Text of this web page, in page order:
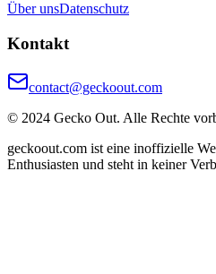
Über unsDatenschutz
Kontakt
contact@geckoout.com
© 2024 Gecko Out. Alle Rechte
geckoout.com ist eine inoffizielle
Enthusiasten und steht in keiner